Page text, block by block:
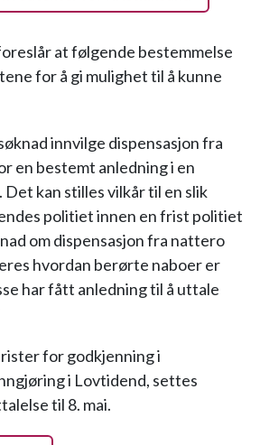
at følgende bestemmelse
for å gi mulighet til å kunne
innvilge dispensasjon fra
en bestemt anledning i en
kan stilles vilkår til en slik
politiet innen en frist politiet
om dispensasjon fra nattero
hvordan berørte naboer er
har fått anledning til å uttale
for godkjenning i
i Lovtidend, settes
til 8. mai.